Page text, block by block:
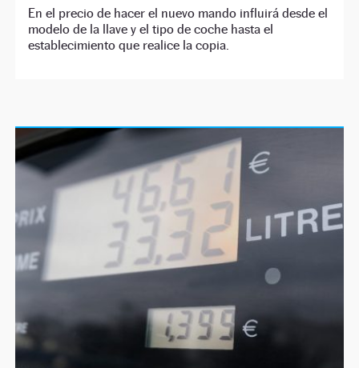
En el precio de hacer el nuevo mando influirá desde el
modelo de la llave y el tipo de coche hasta el
establecimiento que realice la copia.